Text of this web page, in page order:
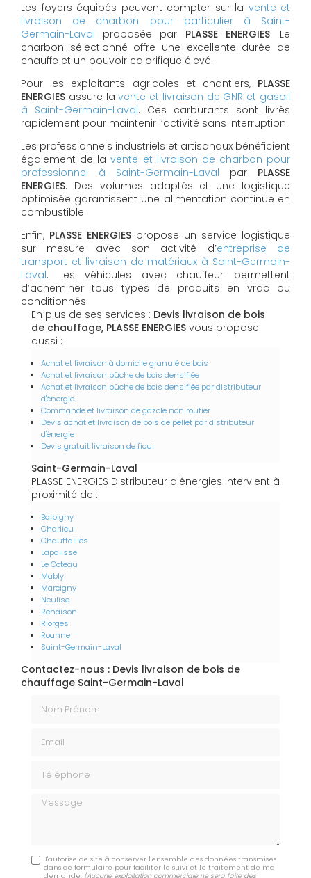
Les foyers équipés peuvent compter sur la vente et
livraison de charbon pour particulier à Saint-
Germain-Laval proposée par PLASSE ENERGIES. Le
charbon sélectionné offre une excellente durée de
chauffe et un pouvoir calorifique élevé.
Pour les exploitants agricoles et chantiers, PLASSE
ENERGIES assure lavente et livraison de GNR et gasoil
à Saint-Germain-Laval. Ces carburants sont livrés
rapidement pour maintenir l’activité sans interruption.
Les professionnels industriels et artisanaux bénéficient
également de lavente et livraison de charbon pour
professionnel à Saint-Germain-Laval par PLASSE
ENERGIES. Des volumes adaptés et une logistique
optimisée garantissent une alimentation continue en
combustible.
Enfin, PLASSE ENERGIES propose un service logistique
sur mesure avec son activité d’entreprise de
transport et livraison de matériaux à Saint-Germain-
Laval. Les véhicules avec chauffeur permettent
d’acheminer tous types de produits en vrac ou
conditionnés.
En plus de ses services : Devis livraison de bois
de chauffage, PLASSE ENERGIES vous propose
aussi :
Achat et livraison à domicile granulé de bois
Achat et livraison bûche de bois densifiée
Achat et livraison bûche de bois densifiée par distributeur
d'énergie
Commande et livraison de gazole non routier
Devis achat et livraison de bois de pellet par distributeur
d'énergie
Devis gratuit livraison de fioul
Saint-Germain-Laval
PLASSE ENERGIES Distributeur d'énergies intervient à
proximité de :
Balbigny
Charlieu
Chauffailles
Lapalisse
Le Coteau
Mably
Marcigny
Neulise
Renaison
Riorges
Roanne
Saint-Germain-Laval
Contactez-nous : Devis livraison de bois de
chauffage Saint-Germain-Laval
Message
J'autorise ce site à conserver l'ensemble des données transmises
dans ce formulaire pour faciliter le suivi et le traitement de ma
demande. (Aucune exploitation commerciale ne sera faite des